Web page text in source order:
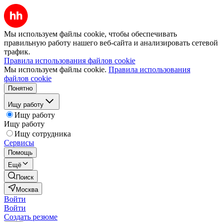
Мы используем файлы cookie, чтобы обеспечивать
правильную работу нашего веб-сайта и анализировать сетевой
трафик.
Правила использования файлов cookie
Мы используем файлы cookie. Правила использования
файлов cookie
Понятно
Ищу работу
Ищу работу
Ищу работу
Ищу сотрудника
Сервисы
Помощь
Ещё
Поиск
Москва
Войти
Войти
Создать резюме